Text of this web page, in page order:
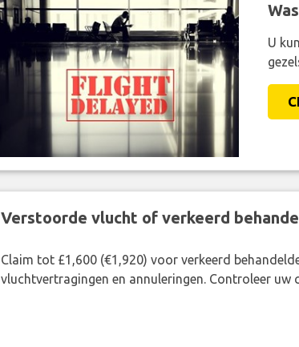
U
Verstoorde vlucht of verkeerd
Claim tot £1,600 (€1,920) voor verkeerd
vluchtvertragingen en annuleringen. Controleer uw